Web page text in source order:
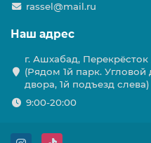
rassel@mail.ru
Наш адрес
г. Ашхабад,
(Рядом 1й парк. Угловой
двора, 1й подъезд слева)
9:00-20:00